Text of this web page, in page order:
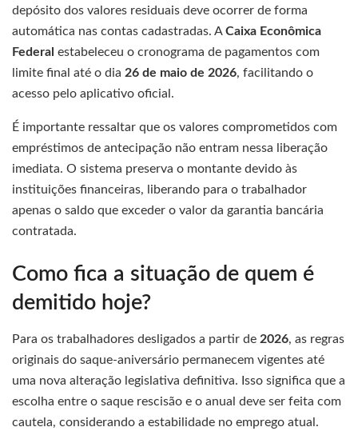
depósito dos valores residuais deve ocorrer de forma
automática nas contas cadastradas. ACaixa Econômica
Federal estabeleceu o cronograma de pagamentos com
limite final até o dia 26 de maio de 2026, facilitando o
acesso pelo aplicativo oficial.
É importante ressaltar que os valores comprometidos com
empréstimos de antecipação não entram nessa liberação
imediata. O sistema preserva o montante devido às
instituições financeiras, liberando para o trabalhador
apenas o saldo que exceder o valor da garantia bancária
contratada.
Como fica a situação de quem é
demitido hoje?
Para os trabalhadores desligados a partir de 2026, as regras
originais do saque-aniversário permanecem vigentes até
uma nova alteração legislativa definitiva. Isso significa que a
escolha entre o saque rescisão e o anual deve ser feita com
cautela, considerando a estabilidade no emprego atual.